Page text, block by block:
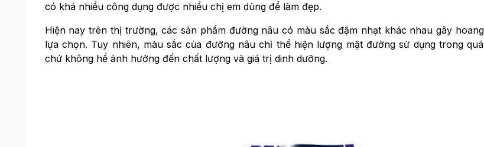
có khá nhiều công dụng được nhiều chị em dùng để làm đẹp.
Hiện nay trên thị trường, các sản phẩm đường nâu có màu sắc đậm nhạt khác nhau gây
lựa chọn. Tuy nhiên, màu sắc của đường nâu chỉ thể hiện lượng mật đường sử dụng trong
chứ không hề ảnh hưởng đến chất lượng và giá trị dinh dưỡng.